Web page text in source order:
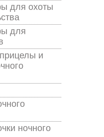
для охоты
для
и
ночного